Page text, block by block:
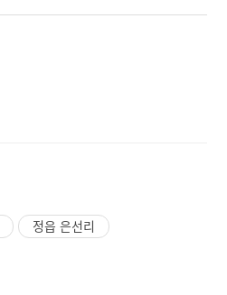
정읍 은선리